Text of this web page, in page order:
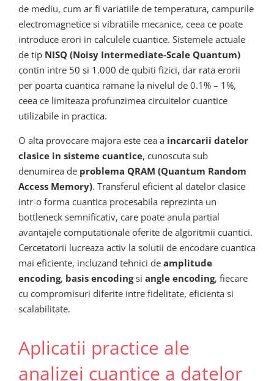
de mediu, cum ar fi variatiile de temperatura, campurile
electromagnetice si vibratiile mecanice, ceea ce poate
introduce erori in calculele cuantice. Sistemele actuale
de tip NISQ (Noisy Intermediate-Scale Quantum)
contin intre 50 si 1.000 de qubiti fizici, dar rata erorii
per poarta cuantica ramane la nivelul de 0.1% – 1%,
ceea ce limiteaza profunzimea circuitelor cuantice
utilizabile in practica.
O alta provocare majora este cea a incarcarii datelor
clasice in sisteme cuantice, cunoscuta sub
denumirea de problema QRAM (Quantum Random
Access Memory). Transferul eficient al datelor clasice
intr-o forma cuantica procesabila reprezinta un
bottleneck semnificativ, care poate anula partial
avantajele computationale oferite de algoritmii cuantici.
Cercetatorii lucreaza activ la solutii de encodare cuantica
mai eficiente, incluzand tehnici de amplitude
encoding, basis encodingsi angle encoding, fiecare
cu compromisuri diferite intre fidelitate, eficienta si
scalabilitate.
Aplicatii practice ale
analizei cuantice a datelor